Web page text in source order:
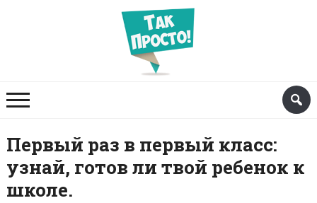
Первый раз в первый класс:
узнай, готов ли твой ребенок к
школе.